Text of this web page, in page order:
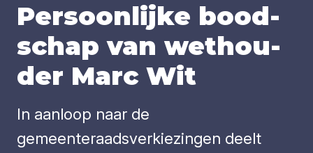
Per­soon­lij­ke bood­
schap van wet­hou­
der Marc Wit
In aanloop naar de
gemeenteraadsverkiezingen deelt